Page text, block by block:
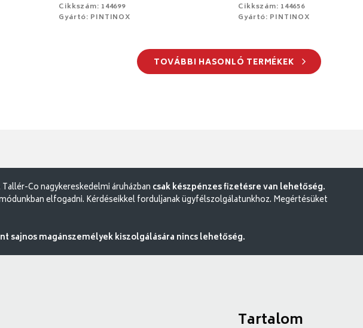
Cikkszám: 144699
Gyártó: PINTINOX
Cikkszám: 144656
Gyártó: PINTINOX
TOVÁBBI HASONLÓ TERMÉKEK
Co nagykereskedelmi áruházban csak készpénzes fizetésre van lehetőség.
elfogadni. Kérdéseikkel forduljanak ügyfélszolgálatunkhoz. Megértésüket
sajnos magánszemélyek kiszolgálására nincs lehetőség.
Tartalom